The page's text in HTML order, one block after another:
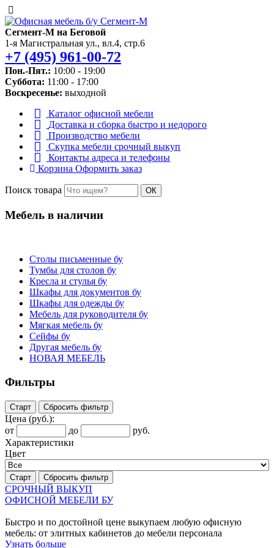
Сегмент-М на Беговой
1-я Магистральная ул., вл.4, стр.6
+7 (495) 961-00-72
Пон.-Пят.: 10:00 - 19:00
Суббота: 11:00 - 17:00
Воскресенье: выходной
Каталог офисной мебели
Доставка и сборка быстро и недорого
Производство мебели
Скупка мебели срочный выкуп
Контакты адреса и телефоны
Корзина Оформить заказ
Поиск товара ОК
Мебель в наличии
Столы письменные бу
Тумбы для столов бу
Кресла и стулья бу
Шкафы для документов бу
Шкафы для одежды бу
Мебель для руководителя бу
Мягкая мебель бу
Сейфы бу
Другая мебель бу
НОВАЯ МЕБЕЛЬ
Фильтры
Старт Сбросить фильтр
Цена (руб.):
от
до
руб.
Характеристики
Цвет
Старт Сбросить фильтр
СРОЧНЫЙ ВЫКУП
ОФИСНОЙ МЕБЕЛИ БУ
Быстро и по достойной цене выкупаем любую офисную
мебель: от элитных кабинетов до мебели персонала
Узнать больше